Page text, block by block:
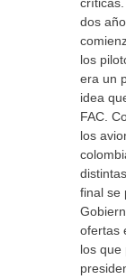
dos
los
era un
idea
FAC.
los
final se
ofertas
los que